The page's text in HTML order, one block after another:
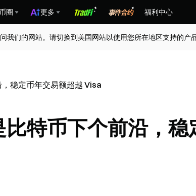
圈 更多 福利中心
我们的网站。请切换到美国网站以使用您所在地区支持的产
稳定币年交易额超越 Visa
特币下个前沿，稳